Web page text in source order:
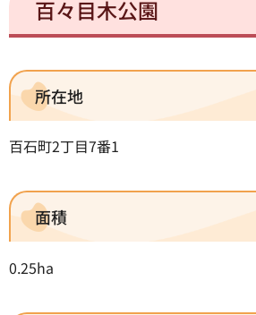
百々目木公園
所在地
百石町2丁目7番1
面積
0.25ha